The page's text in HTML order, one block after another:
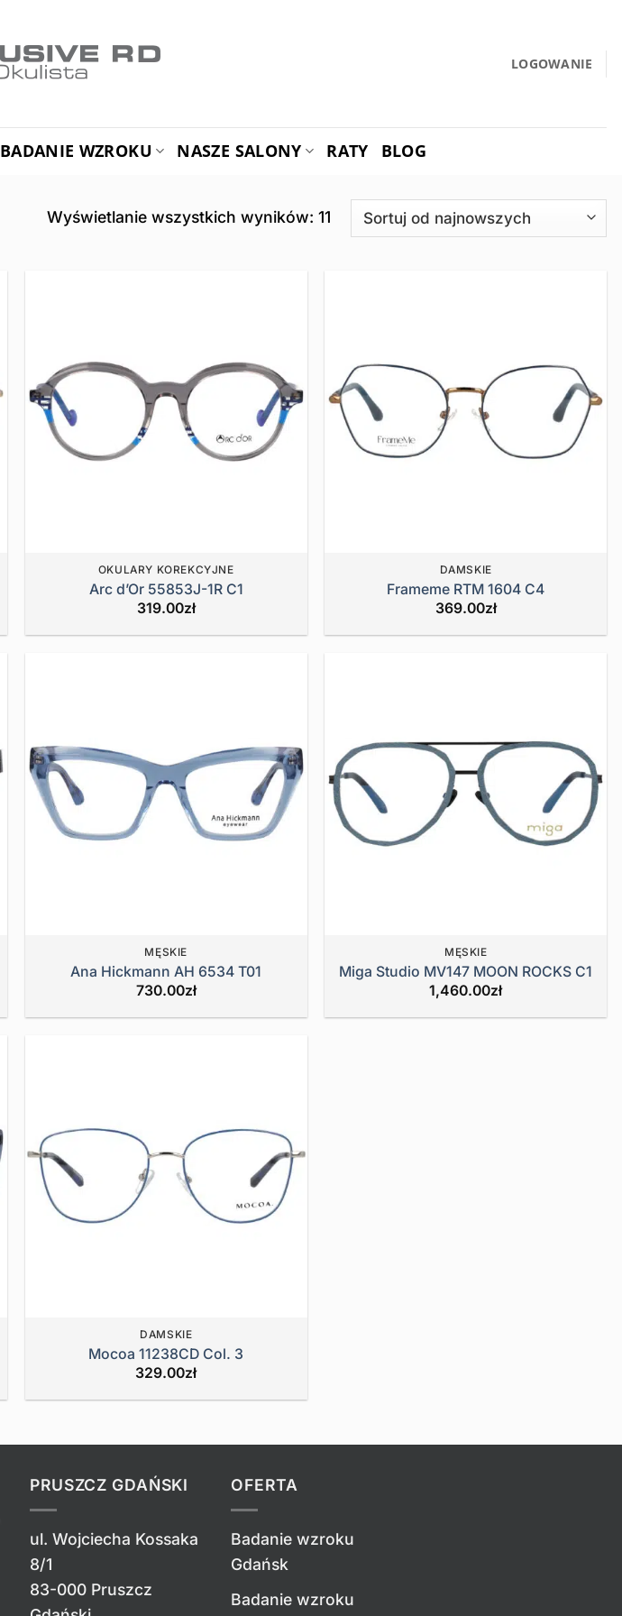
LOGOWANIE
BADANIE WZROKU NASZE SALONY RATY BLOG
Wyświetlanie wszystkich wyników: 11Posortowane
według
OKULARY KOREKCYJNE
Arc d’Or 55853J-1R C1
319.00zł
DAMSKIE
Frameme RTM 1604 C4
369.00zł
MĘSKIE
Ana Hickmann AH 6534 T01
730.00zł
MĘSKIE
Miga Studio MV147 MOON ROCKS C1
1,460.00zł
DAMSKIE
Mocoa 11238CD Col. 3
329.00zł
PRUSZCZ GDAŃSKI
ul. Wojciecha Kossaka
8/1
83-000 Pruszcz
OFERTA
Badanie wzroku
Gdańsk
Badanie wzroku